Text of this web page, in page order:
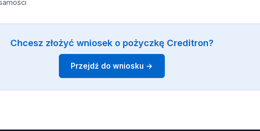
Chcesz złożyć wniosek o pożyczkę Creditron?
Przejdź do wniosku →